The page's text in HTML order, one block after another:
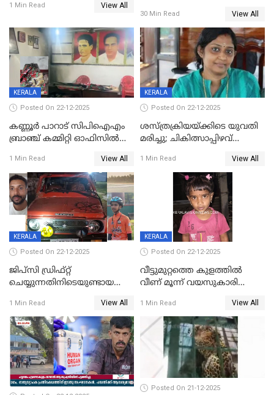
1 Min Read View All
30 Min Read View All
KERALA
Posted On 22-12-2025
കണ്ണൂർ പാറാട് സിപിഐഎം
ബ്രാഞ്ച് കമ്മിറ്റി ഓഫിസിൽ
ചിത്രങ്ങളടക്കം കത്തിയ
നിലയിൽ
1 Min Read View All
KERALA
Posted On 22-12-2025
ശസ്ത്രക്രിയയ്‌ക്കിടെ യുവതി
മരിച്ചു; ചികിത്സാപ്പിഴവ്
സംഭവം മാവേലിക്കരയിൽ
1 Min Read View All
KERALA
Posted On 22-12-2025
ജിപ്സി ഡ്രിഫ്റ്റ്
ചെയ്യുന്നതിനിടെയുണ്ടായ
ദാരുണാന്ത്യം; ജീപ്സി
ഓടിച്ചയാൾ അറസ്റ്റിൽ.
1 Min Read View All
KERALA
Posted On 22-12-2025
വീട്ടുമുറ്റത്തെ കുളത്തിൽ
വീണ് മൂന്ന് വയസുകാരി
1 Min Read View All
Posted On 21-12-2025